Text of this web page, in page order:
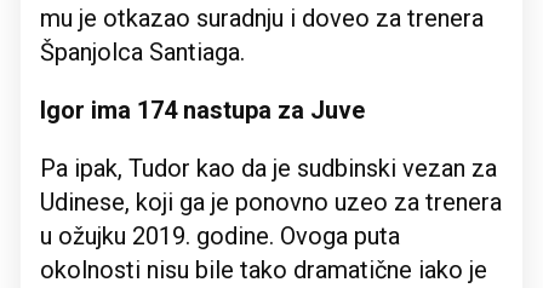
mu je otkazao suradnju i doveo za trenera
Španjolca Santiaga.
Igor ima 174 nastupa za Juve
Pa ipak, Tudor kao da je sudbinski vezan za
Udinese, koji ga je ponovno uzeo za trenera
u ožujku 2019. godine. Ovoga puta
okolnosti nisu bile tako dramatične iako je